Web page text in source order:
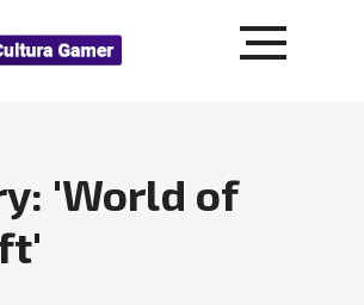
'World of